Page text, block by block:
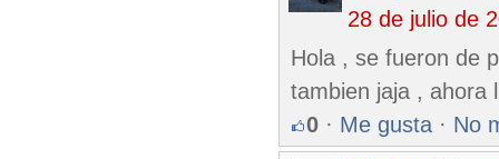
28 de julio de
Hola , se fueron de
tambien jaja , ahora
0 · Me gusta · No